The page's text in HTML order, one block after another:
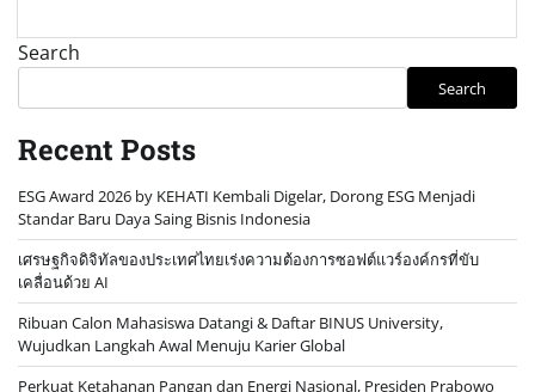
Search
Search
Recent Posts
ESG Award 2026 by KEHATI Kembali Digelar, Dorong ESG Menjadi
Standar Baru Daya Saing Bisnis Indonesia
เศรษฐกิจดิจิทัลของประเทศไทยเร่งความต้องการซอฟต์แวร์องค์กรที่ขับ
เคลื่อนด้วย AI
Ribuan Calon Mahasiswa Datangi & Daftar BINUS University,
Wujudkan Langkah Awal Menuju Karier Global
Perkuat Ketahanan Pangan dan Energi Nasional, Presiden Prabowo